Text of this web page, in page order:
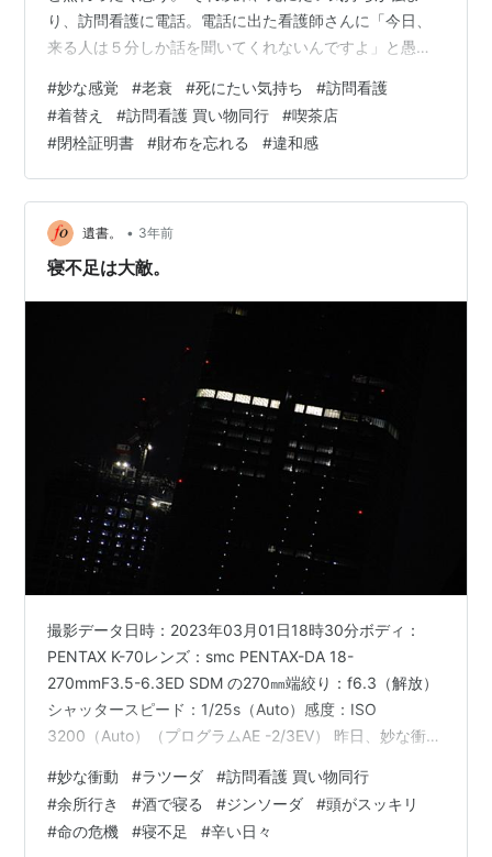
り、訪問看護に電話。電話に出た看護師さんに「今日、
来る人は５分しか話を聞いてくれないんですよ」と愚痴
も一緒に同行させてもらいます」と言う。 訪問看護は正
午で、それまで、どう過ごしたのか忘れた。しばらく横
になっていようと思っていたのだが、横になっていられ
たのかどうかも覚えていない。きっと、そんなには持た
なかったはずで、顔を洗って着替えて洗濯をしたりして
いる。 訪問看護では、いつも（毎週、水曜日）来る…
#妙な感覚 #老衰 #死にたい気持ち #訪問看護
#着替え #訪問看護 買い物同行 #喫茶店
#閉栓証明書 #財布を忘れる #違和感
遺書。 • 3年前
寝不足は大敵。
撮影データ日時：2023年03月01日18時30分ボディ：
PENTAX K-70レンズ：smc PENTAX-DA 18-
270mmF3.5-6.3ED SDM の270㎜端絞り：f6.3（解放）
シャッタースピード：1/25s（Auto）感度：ISO
3200（Auto）（プログラムAE -2/3EV） 昨日、妙な衝動
を１日にまとめて夕食後に服んでくれとのことだった。
その結果、妙な衝動はなくなったものの、ほとんど眠れ
なかった。 一応、訪問看護が来たら買い物に同行しても
#妙な衝動 #ラツーダ #訪問看護 買い物同行
#余所行き #酒で寝る #ジンソーダ #頭がスッキリ
#命の危機 #寝不足 #辛い日々